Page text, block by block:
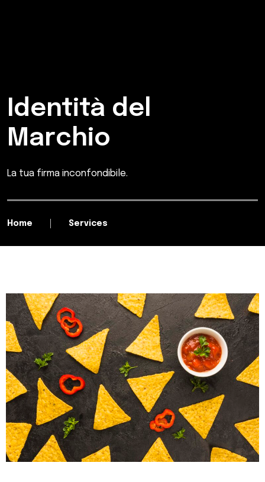
Identità del
Marchio
La tua firma inconfondibile.
Home Services